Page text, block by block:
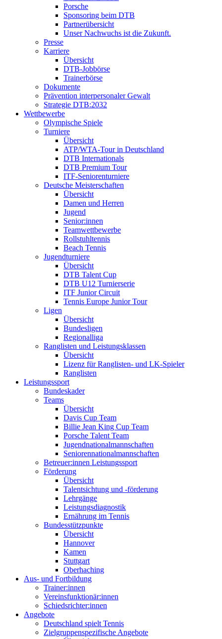
Porsche
Sponsoring beim DTB
Partnerübersicht
Unser Nachwuchs ist die Zukunft.
Presse
Karriere
Übersicht
DTB-Jobbörse
Trainerbörse
Dokumente
Prävention interpersonaler Gewalt
Strategie DTB:2032
Wettbewerbe
Olympische Spiele
Turniere
Übersicht
ATP/WTA-Tour in Deutschland
DTB Internationals
DTB Premium Tour
ITF-Seniorenturniere
Deutsche Meisterschaften
Übersicht
Damen und Herren
Jugend
Senior:innen
Teamwettbewerbe
Rollstuhltennis
Beach Tennis
Jugendturniere
Übersicht
DTB Talent Cup
DTB U12 Turnierserie
ITF Junior Circuit
Tennis Europe Junior Tour
Ligen
Übersicht
Bundesligen
Regionalliga
Ranglisten und Leistungsklassen
Übersicht
Lizenz für Ranglisten- und LK-Spieler
Ranglisten
Leistungssport
Bundeskader
Teams
Übersicht
Davis Cup Team
Billie Jean King Cup Team
Porsche Talent Team
Jugendnationalmannschaften
Seniorennationalmannschaften
Betreuer:innen Leistungssport
Förderung
Übersicht
Talentsichtung und -förderung
Lehrgänge
Leistungsdiagnostik
Ernährung im Tennis
Bundesstützpunkte
Übersicht
Hannover
Kamen
Stuttgart
Oberhaching
Aus- und Fortbildung
Trainer:innen
Vereinsfunktionär:innen
Schiedsrichter:innen
Angebote
Deutschland spielt Tennis
Zielgruppenspezifische Angebote